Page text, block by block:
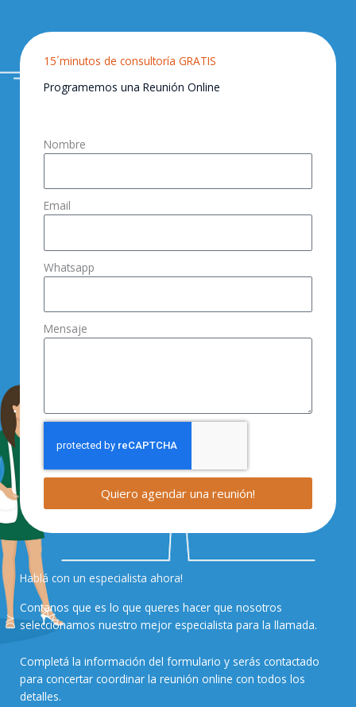
Hablá con un especialista ahora!
Contanos que es lo que queres hacer que nosotros
seleccionamos nuestro mejor especialista para la llamada.
Completá la información del formulario y serás contactado
para concertar coordinar la reunión online con todos los
detalles.
15´minutos de consultoría GRATIS
Programemos una Reunión Online
Nombre
Email
Whatsapp
Mensaje
Quiero agendar una reunión!